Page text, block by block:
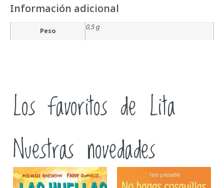
Información adicional
Peso 0,5 g
Los favoritos de Lita
Nuestras novedades